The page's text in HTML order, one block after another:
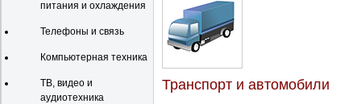
питания и охлаждения
Телефоны и связь
Компьютерная техника
ТВ, видео и
аудиотехника
Транспорт и автомобили